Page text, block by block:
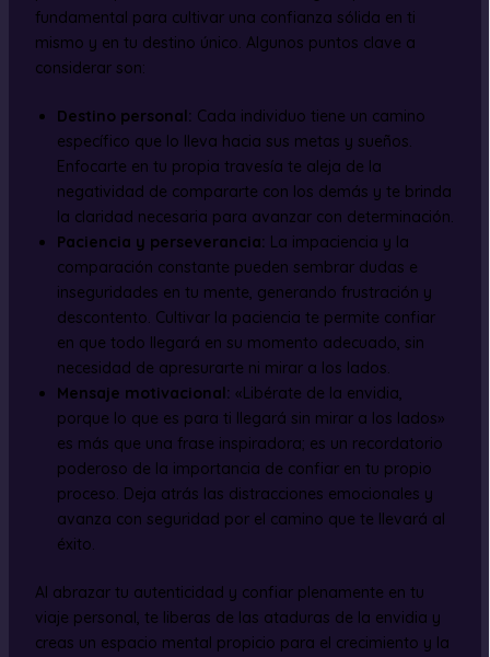
fundamental para cultivar una confianza sólida en ti
mismo y en tu destino único. Algunos puntos clave a
considerar son:
Destino personal: Cada individuo tiene un camino
específico que lo lleva hacia sus metas y sueños.
Enfocarte en tu propia travesía te aleja de la
negatividad de compararte con los demás y te brinda
la claridad necesaria para avanzar con determinación.
Paciencia y perseverancia: La impaciencia y la
comparación constante pueden sembrar dudas e
inseguridades en tu mente, generando frustración y
descontento. Cultivar la paciencia te permite confiar
en que todo llegará en su momento adecuado, sin
necesidad de apresurarte ni mirar a los lados.
Mensaje motivacional: «Libérate de la envidia,
porque lo que es para ti llegará sin mirar a los lados»
es más que una frase inspiradora; es un recordatorio
poderoso de la importancia de confiar en tu propio
proceso. Deja atrás las distracciones emocionales y
avanza con seguridad por el camino que te llevará al
éxito.
Al abrazar tu autenticidad y confiar plenamente en tu
viaje personal, te liberas de las ataduras de la envidia y
creas un espacio mental propicio para el crecimiento y la